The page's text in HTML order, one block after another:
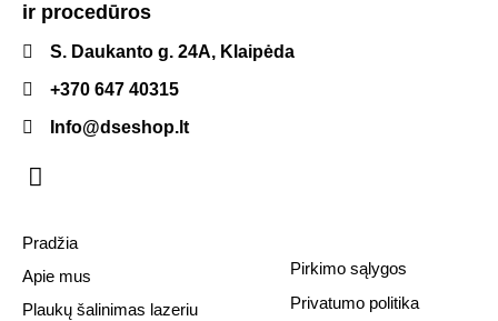
ir procedūros
S. Daukanto g. 24A, Klaipėda
+370 647 40315
Info@dseshop.lt
Pradžia
Apie mus
Plaukų šalinimas lazeriu
Pirkimo sąlygos
Privatumo politika